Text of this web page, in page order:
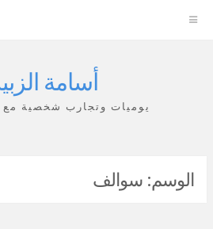
أسامة
يوميات وتجارب شخصية
الوسم: سوالف